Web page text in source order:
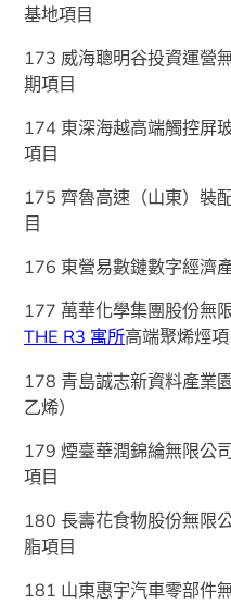
基地項目
173 威海聰明谷投資運營
期項目
174 東深海越高端觸控屏
項目
175 齊魯高速（山東）裝
目
176 東營易數鏈數字經濟
177 萬華化學集團股份無
THE R3 寓所高端聚烯烴項
178 青島誠志新資料產業
乙烯）
179 煙臺華潤錦綸無限公
項目
180 長壽花食物股份無限
脂項目
181 山東惠宇汽車零部件